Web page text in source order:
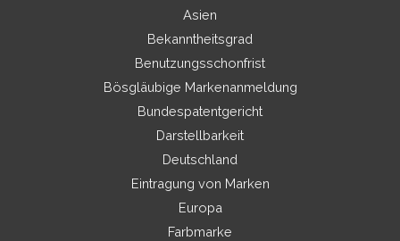
Asien
Bekanntheitsgrad
Benutzungsschonfrist
Bösgläubige Markenanmeldung
Bundespatentgericht
Darstellbarkeit
Deutschland
Eintragung von Marken
Europa
Farbmarke